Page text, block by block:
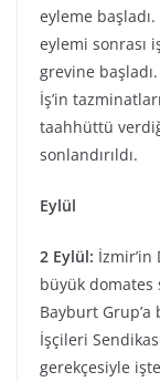
eyleme
eylemi sonrası
grevine
İş’in
taahhüttü
sonlandırıldı.
Eylül
2 Eylül:
büyük domates
Bayburt Grup’a
İşçileri
gerekçesiyle